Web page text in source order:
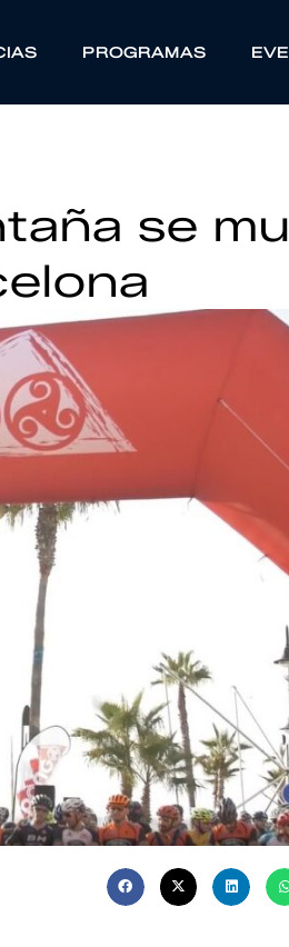
PROGRAMAS
se